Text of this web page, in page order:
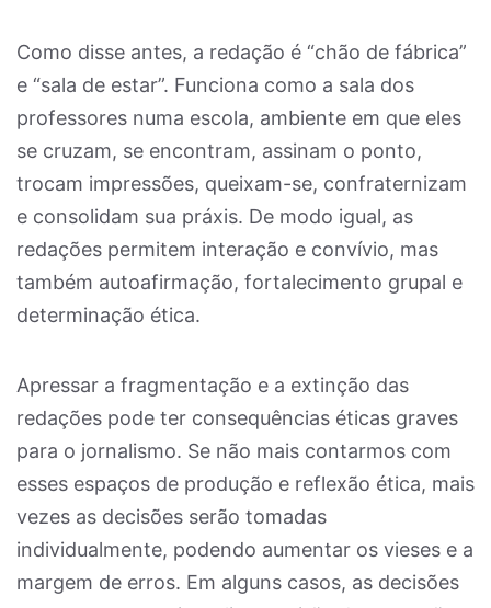
Como disse antes, a redação é “chão de fábrica”
e “sala de estar”. Funciona como a sala dos
professores numa escola, ambiente em que eles
se cruzam, se encontram, assinam o ponto,
trocam impressões, queixam-se, confraternizam
e consolidam sua práxis. De modo igual, as
redações permitem interação e convívio, mas
também autoafirmação, fortalecimento grupal e
determinação ética.
Apressar a fragmentação e a extinção das
redações pode ter consequências éticas graves
para o jornalismo. Se não mais contarmos com
esses espaços de produção e reflexão ética, mais
vezes as decisões serão tomadas
individualmente, podendo aumentar os vieses e a
margem de erros. Em alguns casos, as decisões